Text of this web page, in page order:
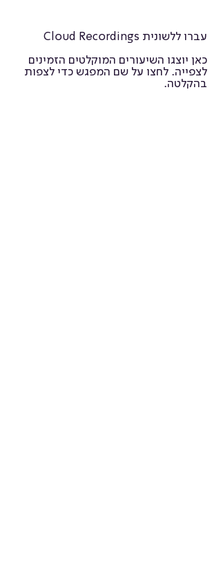
עברו ללשונית Cloud Recordings
כאן יוצגו השיעורים המוקלטים הזמינים
לצפייה. לחצו על שם המפגש כדי לצפות
בהקלטה.